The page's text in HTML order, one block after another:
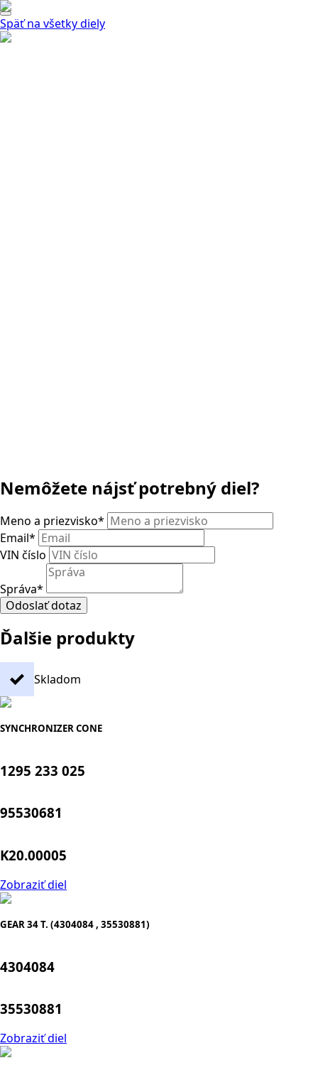
Späť na všetky diely
Nemôžete nájsť potrebný diel?
Meno a priezvisko*
Email*
VIN číslo
Správa*
Odoslať dotaz
Ďalšie produkty
Skladom
SYNCHRONIZER CONE
1295 233 025
95530681
K20.00005
Zobraziť diel
GEAR 34 T. (4304084 , 35530881)
4304084
35530881
Zobraziť diel